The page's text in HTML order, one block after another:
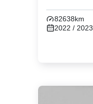
82638km
2022 / 2023